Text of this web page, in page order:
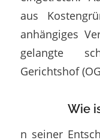
aus
anhängiges
gelangte
Gerichtshof
Wie
n seiner